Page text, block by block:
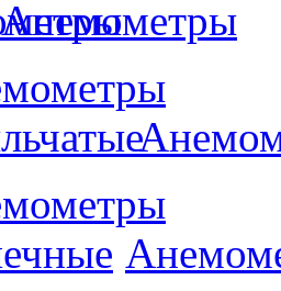
Анемометры